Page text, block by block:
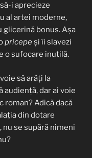
i aprecieze
al artei moderne,
glicerină bonus. Așa
pricepeși îi slavezi
o sufocare inutilă.
să arăți la
audiență, dar ai voie
roman? Adică dacă
din dotare
nu se supără nimeni